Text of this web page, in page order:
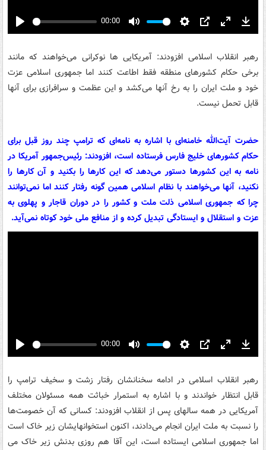
Play
00:00
Mute Settings
PIP Enter
رهبر انقلاب اسلامی افزودند: آمریکایی ها نوکرانی می‌خواهند که مانند
برخی حکام کشورهای منطقه فقط اطاعت کنند اما جمهوری اسلامی عزت
خود و ملت ایران را به رخ آنها می‌کشد و این عظمت و سرافرازی برای آنها
قابل تحمل نیست.
حضرت آیت‌الله خامنه‌ای با اشاره به نامه‌ای که ترامپ چند روز قبل برای
حکام کشورهای خلیج فارس فرستاده است، افزودند: رئیس‌جمهور آمریکا در
نامه به این کشورها دستور می‌دهد که این کارها را بکنید و آن کارها را
نکنید، آنها می‌خواهند با نظام اسلامی همین گونه رفتار کنند اما نمی‌توانند
چرا که جمهوری اسلامی ذلت ملت و کشور را در دوران قاجار و پهلوی به
عزت و استقلال و ایستادگی تبدیل کرده و از منافع ملی خود کوتاه نمی‌آید.
Play
00:00
Mute Settings
PIP Enter
رهبر انقلاب اسلامی در ادامه سخنانشان رفتار زشت و سخیف ترامپ را
قابل انتظار خواندند و با اشاره به استمرار خباثت همه مسئولان مختلف
آمریکایی در همه سالهای پس از انقلاب افزودند: کسانی که آن خصومت‌ها
را نسبت به ملت ایران انجام می‌دادند، اکنون استخوانهایشان زیر خاک است
اما جمهوری اسلامی ایستاده است، این آقا هم روزی بدنش زیر خاک می